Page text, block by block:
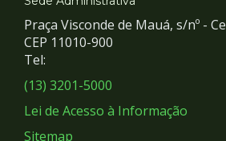
e
Redes
Sociais
Praça Visconde de Mauá, s/nº -
CEP 11010-900
Tel:
(13) 3201-5000
Lei de Acesso à Informação
Sitemap